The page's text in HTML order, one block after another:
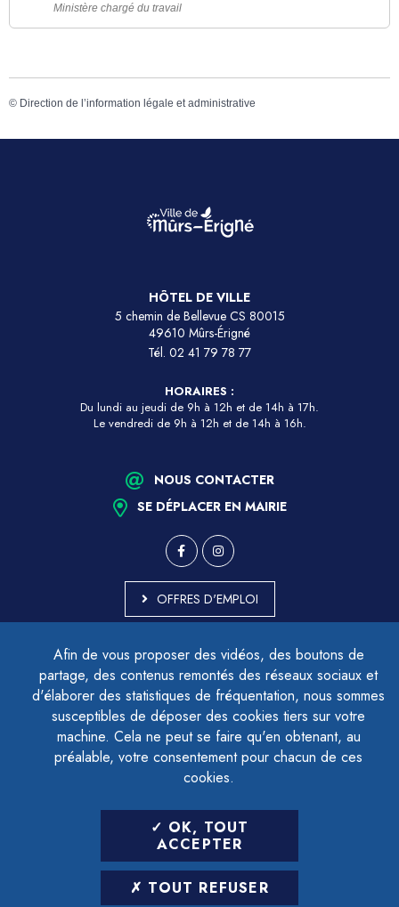
Afin de vous proposer des vidéos, des boutons de
partage, des contenus remontés des réseaux sociaux et
d'élaborer des statistiques de fréquentation, nous sommes
susceptibles de déposer des cookies tiers sur votre
machine. Cela ne peut se faire qu'en obtenant, au
préalable, votre consentement pour chacun de ces
cookies.
OK, TOUT
ACCEPTER
TOUT REFUSER
Ministère chargé du travail
© Direction de l’information légale et administrative
HÔTEL DE VILLE
5 chemin de Bellevue CS 80015
49610 Mûrs-Érigné
Tél. 02 41 79 78 77
HORAIRES :
Du lundi au jeudi de 9h à 12h et de 14h à 17h.
Le vendredi de 9h à 12h et de 14h à 16h.
NOUS CONTACTER
SE DÉPLACER EN MAIRIE
OFFRES D'EMPLOI
ACCESSIBILITÉ - PARTIELLEMENT CONFORME
PLAN DU SITE
MENTIONS LÉGALES
CONTACTER LE DÉLÉGUÉ À LA PROTECTION DES DONNÉES
GESTION DES COOKIES
LETTRE D'INFORMATION
SAISIR VOTRE ADRESSE E-MAIL
POUR VOUS INSCRIRE :